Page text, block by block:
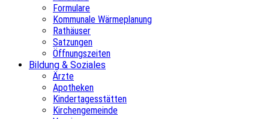
Formulare
Kommunale Wärmeplanung
Rathäuser
Satzungen
Öffnungszeiten
Bildung & Soziales
Ärzte
Apotheken
Kindertagesstätten
Kirchengemeinde